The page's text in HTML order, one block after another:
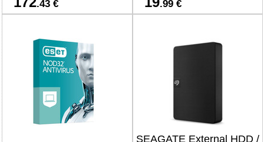
.43 € .99 €
SEAGATE External HDD /